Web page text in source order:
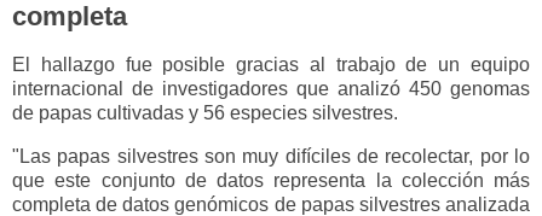
completa
El hallazgo fue posible gracias al trabajo de un equipo
internacional de investigadores que analizó 450 genomas
de papas cultivadas y 56 especies silvestres.
"Las papas silvestres son muy difíciles de recolectar, por lo
que este conjunto de datos representa la colección más
completa de datos genómicos de papas silvestres analizada